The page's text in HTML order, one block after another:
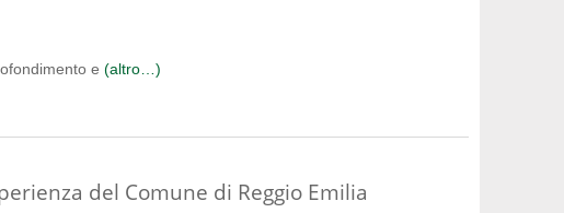
e (altro…)
del Comune di Reggio Emilia